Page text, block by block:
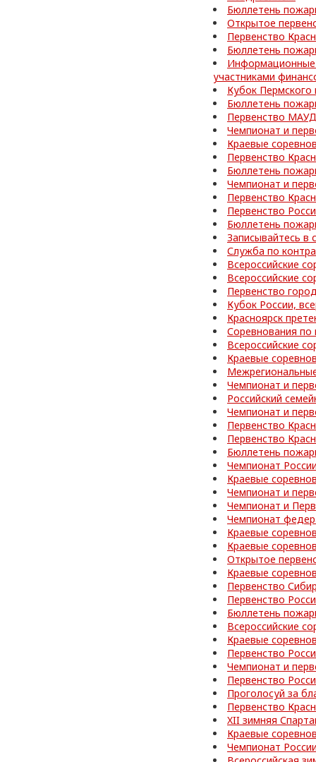
Бюллетень
Открытое
Первенство
Бюллетень
Информационные
участниками
Кубок
Бюллетень
Первенство
Чемпионат и
Краевые
Первенство
Бюллетень
Чемпионат и
Первенство
Первенство
Бюллетень
Записывайтесь в
Служба по
Всероссийские
Всероссийские
Первенство
Кубок России,
Красноярск
Соревнования
Всероссийские
Краевые
Чемпионат и
Российский
Чемпионат и
Первенство
Первенство
Бюллетень
Чемпионат
Краевые
Чемпионат и
Чемпионат и
Чемпионат
Краевые
Краевые
Открытое
Краевые
Первенство
Первенство
Бюллетень
Всероссийские
Краевые
Первенство
Чемпионат и
Первенство
Проголосуй за
Первенство
XII зимняя
Краевые
Чемпионат